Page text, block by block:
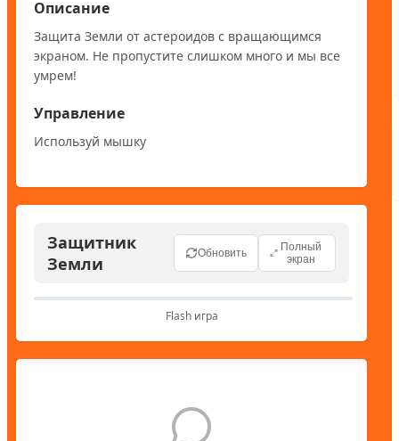
Описание
Защита Земли от астероидов с вращающимся
экраном. Не пропустите слишком много и мы все
умрем!
Управление
Используй мышку
Защитник
Земли
Обновить
Полный
экран
Flash игра